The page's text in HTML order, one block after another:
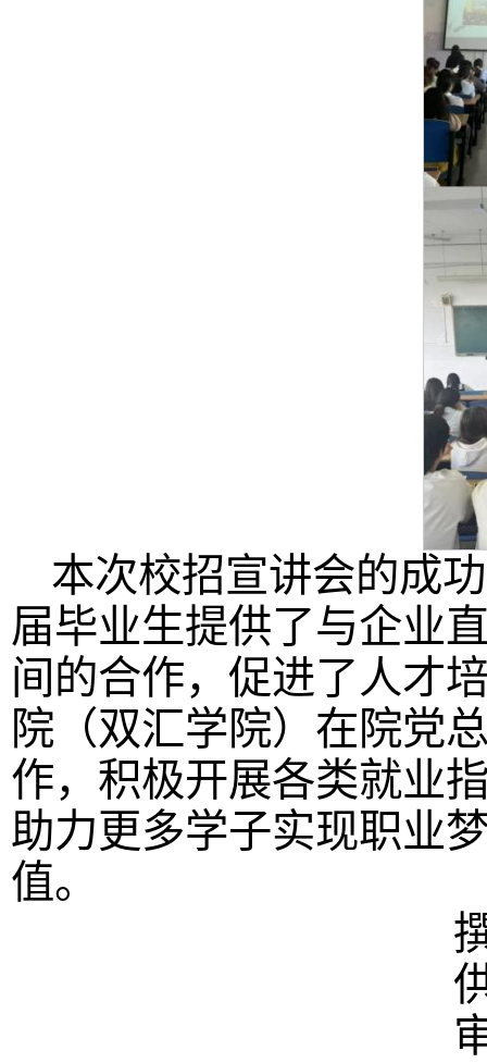
本次校招宣讲会的成
届毕业生提供了与企业
间的合作，促进了人才
院（双汇学院）在院党
作，积极开展各类就业
助力更多学子实现职业
值。
撰稿人：
供图人：
审核人：